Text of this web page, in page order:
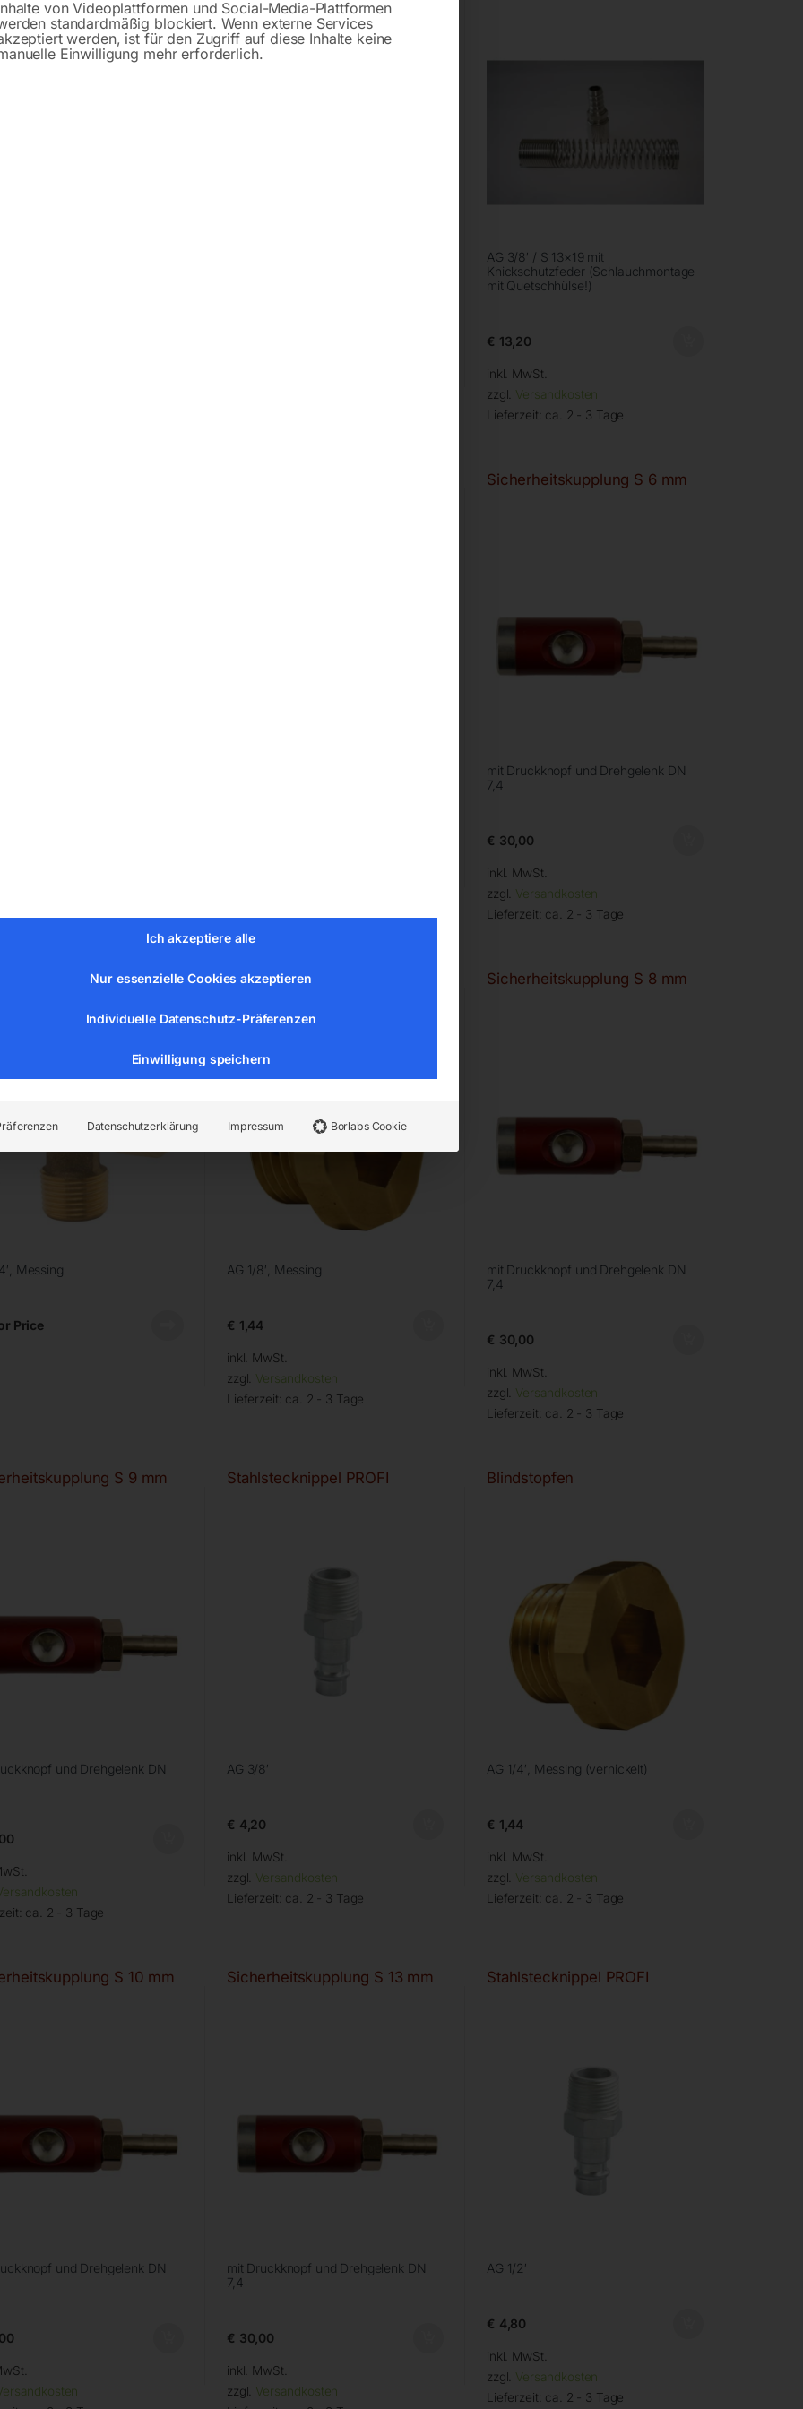
AG 3/8′ / S 13×19 mit
Knickschutzfeder (Schlauchmontage
mit Quetschhülse!)
€ 13,20
inkl. MwSt.
zzgl. Versandkosten
Lieferzeit: ca. 2 - 3 Tage
Sicherheitskupplung S 6 mm
mit Druckknopf und Drehgelenk DN
7,4
€ 30,00
inkl. MwSt.
zzgl. Versandkosten
Lieferzeit: ca. 2 - 3 Tage
Messing
Price
Blindstopfen
AG 1/8′, Messing
€ 1,44
inkl. MwSt.
zzgl. Versandkosten
Lieferzeit: ca. 2 - 3 Tage
Sicherheitskupplung S 8 mm
mit Druckknopf und Drehgelenk DN
7,4
€ 30,00
inkl. MwSt.
zzgl. Versandkosten
Lieferzeit: ca. 2 - 3 Tage
S 9 mm
und Drehgelenk DN
ca. 2 - 3 Tage
Stahlstecknippel PROFI
AG 3/8′
€ 4,20
inkl. MwSt.
zzgl. Versandkosten
Lieferzeit: ca. 2 - 3 Tage
Blindstopfen
AG 1/4′, Messing (vernickelt)
€ 1,44
inkl. MwSt.
zzgl. Versandkosten
Lieferzeit: ca. 2 - 3 Tage
S 10 mm
und Drehgelenk DN
Sicherheitskupplung S 13 mm
mit Druckknopf und Drehgelenk DN
7,4
€ 30,00
inkl. MwSt.
zzgl. Versandkosten
Stahlstecknippel PROFI
AG 1/2′
€ 4,80
inkl. MwSt.
zzgl. Versandkosten
Lieferzeit: ca. 2 - 3 Tage
von Videoplattformen und Social-Media-Plattformen
standardmäßig blockiert. Wenn externe Services
werden, ist für den Zugriff auf diese Inhalte keine
Einwilligung mehr erforderlich.
Ich akzeptiere alle
Nur essenzielle Cookies akzeptieren
Individuelle Datenschutz-Präferenzen
Einwilligung speichern
Datenschutzerklärung Impressum Borlabs Cookie